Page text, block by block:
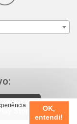
OK,
entendi!